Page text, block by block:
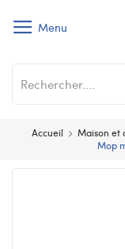
Menu
Accueil Maison et
Mop